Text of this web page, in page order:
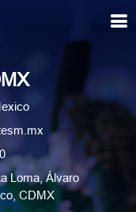
Loma, Álvaro
CDMX